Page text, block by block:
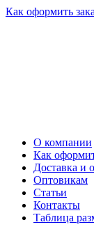
Как оформить
О компании
Как
Доставка и
Оптовикам
Статьи
Контакты
Таблица